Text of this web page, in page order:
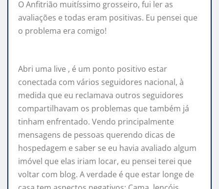
O Anfitrião muitíssimo grosseiro, fui ler as
avaliações e todas eram positivas. Eu pensei que
o problema era comigo!
Abri uma live , é um ponto positivo estar
conectada com vários seguidores nacional, à
medida que eu reclamava outros seguidores
compartilhavam os problemas que também já
tinham enfrentado. Vendo principalmente
mensagens de pessoas querendo dicas de
hospedagem e saber se eu havia avaliado algum
imóvel que elas iriam locar, eu pensei terei que
voltar com blog. A verdade é que estar longe de